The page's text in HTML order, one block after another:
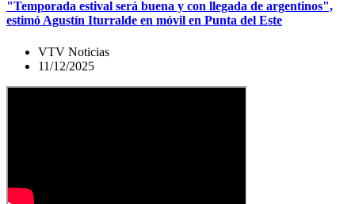
"Temporada estival será buena y con llegada de argentinos",
estimó Agustín Iturralde en móvil en Punta del Este
VTV Noticias
11/12/2025